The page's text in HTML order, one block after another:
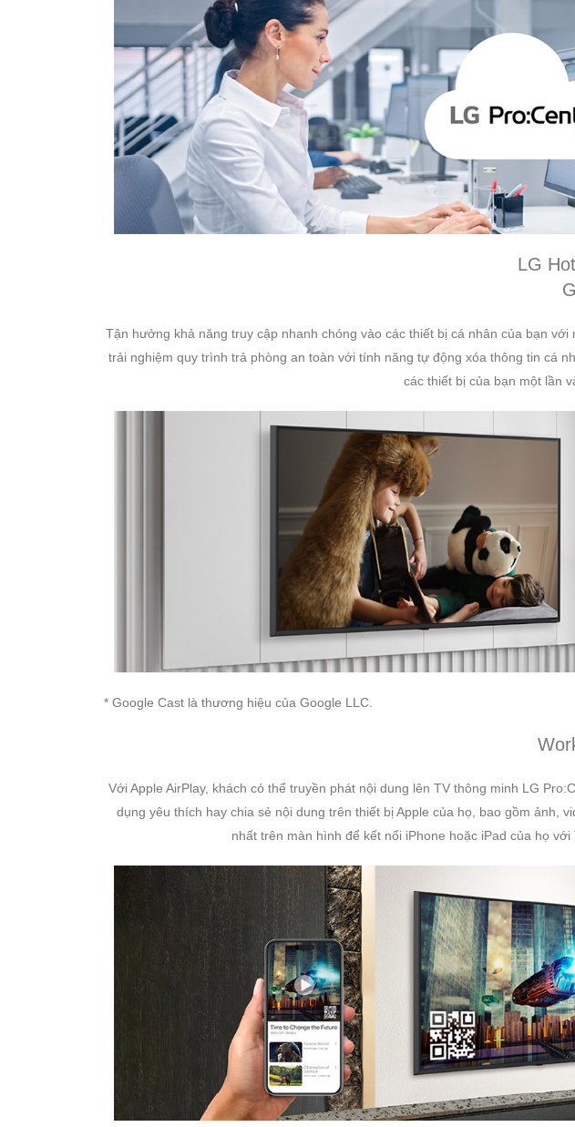
LG
Tận hưởng khả năng truy cập nhanh chóng vào các thiết bị cá nhân của bạn
trải nghiệm quy trình trả phòng an toàn với tính năng tự động xóa thông tin cá
các thiết bị của bạn một lần
* Google Cast là thương hiệu của Google LLC.
Với Apple AirPlay, khách có thể truyền phát nội dung lên TV thông minh LG
dụng yêu thích hay chia sẻ nội dung trên thiết bị Apple của họ, bao gồm ảnh,
nhất trên màn hình để kết nối iPhone hoặc iPad của họ